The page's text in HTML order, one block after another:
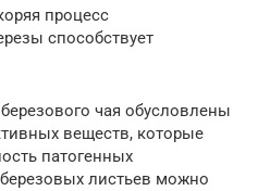
процесс
способствует
чая обусловлены
веществ, которые
патогенных
листьев можно